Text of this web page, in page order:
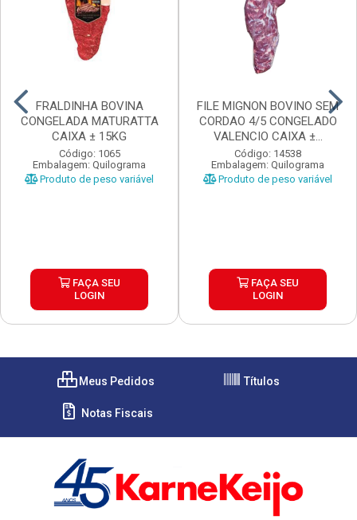
FRALDINHA BOVINA
CONGELADA MATURATTA
CAIXA ± 15KG
Código: 1065
Embalagem: Quilograma
Produto de peso variável
FAÇA SEU
LOGIN
FILE MIGNON BOVINO SEM
CORDAO 4/5 CONGELADO
VALENCIO CAIXA ±...
Código: 14538
Embalagem: Quilograma
Produto de peso variável
FAÇA SEU
LOGIN
Meus Pedidos Títulos
Notas Fiscais